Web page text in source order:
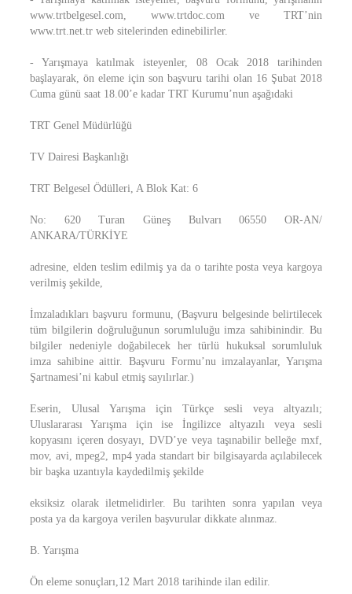
www.trtbelgesel.com, www.trtdoc.com ve TRT’nin
www.trt.net.tr web sitelerinden edinebilirler.
- Yarışmaya katılmak isteyenler, 08 Ocak 2018 tarihinden
başlayarak, ön eleme için son başvuru tarihi olan 16 Şubat 2018
Cuma günü saat 18.00’e kadar TRT Kurumu’nun aşağıdaki
TRT Genel Müdürlüğü
TV Dairesi Başkanlığı
TRT Belgesel Ödülleri, A Blok Kat: 6
No: 620 Turan Güneş Bulvarı 06550 OR-AN/
ANKARA/TÜRKİYE
adresine, elden teslim edilmiş ya da o tarihte posta veya kargoya
verilmiş şekilde,
İmzaladıkları başvuru formunu, (Başvuru belgesinde belirtilecek
tüm bilgilerin doğruluğunun sorumluluğu imza sahibinindir. Bu
bilgiler nedeniyle doğabilecek her türlü hukuksal sorumluluk
imza sahibine aittir. Başvuru Formu’nu imzalayanlar, Yarışma
Şartnamesi’ni kabul etmiş sayılırlar.)
Eserin, Ulusal Yarışma için Türkçe sesli veya altyazılı;
Uluslararası Yarışma için ise İngilizce altyazılı veya sesli
kopyasını içeren dosyayı, DVD’ye veya taşınabilir belleğe mxf,
mov, avi, mpeg2, mp4 yada standart bir bilgisayarda açılabilecek
bir başka uzantıyla kaydedilmiş şekilde
eksiksiz olarak iletmelidirler. Bu tarihten sonra yapılan veya
posta ya da kargoya verilen başvurular dikkate alınmaz.
B. Yarışma
Ön eleme sonuçları,12 Mart 2018 tarihinde ilan edilir.